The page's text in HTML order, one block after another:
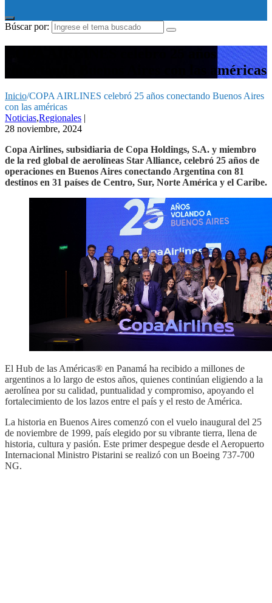
Búscar por:
conectando Buenos Aires con las américas
Inicio/COPA AIRLINES celebró 25 años conectando Buenos Aires
con las américas
Noticias,Regionales |
28 noviembre, 2024
Copa Airlines, subsidiaria de Copa Holdings, S.A. y miembro
de la red global de aerolíneas Star Alliance, celebró 25 años de
operaciones en Buenos Aires conectando Argentina con 81
destinos en 31 países de Centro, Sur, Norte América y el Caribe.
El Hub de las Américas® en Panamá ha recibido a millones de
argentinos a lo largo de estos años, quienes continúan eligiendo a la
aerolínea por su calidad, puntualidad y compromiso, apoyando el
fortalecimiento de los lazos entre el país y el resto de América.
La historia en Buenos Aires comenzó con el vuelo inaugural del 25
de noviembre de 1999, país elegido por su vibrante tierra, llena de
historia, cultura y pasión. Este primer despegue desde el Aeropuerto
Internacional Ministro Pistarini se realizó con un Boeing 737-700
NG.